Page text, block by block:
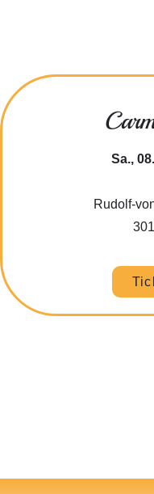
Sa.,
Rudolf-